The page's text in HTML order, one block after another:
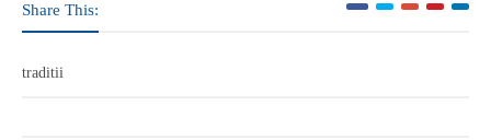
Share This:
traditii